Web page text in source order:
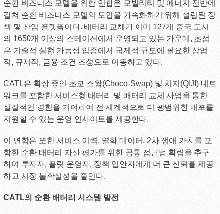
순환 비즈니스 모델을 위한 연합은 모빌리티 및 에너지 전반에
걸쳐 순환 비즈니스 모델의 도입을 가속화하기 위해 설립된 정
책 및 산업 플랫폼이다. 배터리 교체가 이미 127개 중국 도시
의 1650개 이상의 스테이션에서 운영되고 있는 가운데, 초점
은 기술적 실현 가능성 입증에서 국제적 규모에 필요한 상업
적, 규제적, 금융 조건 조성으로 이동하고 있다.
CATL은 확장 중인 초코 스왑(Choco-Swap) 및 치지(QIJI) 네트
워크를 포함한 서비스형 배터리 및 배터리 교체 사업을 통한
실질적인 경험을 기여하여 전 세계적으로 더 광범위한 배포를
지원할 수 있는 운영 인사이트를 제공한다.
이 연합은 또한 서비스 이력, 열화 데이터, 2차 생애 가치를 포
함한 순환 배터리 자산 평가를 위한 공통 접근법 확립을 추구
하여 투자자, 플릿 운영자, 정책 입안자에게 더 큰 신뢰를 제공
하고 시장 불확실성을 줄인다.
CATL의 순환 배터리 시스템 발전